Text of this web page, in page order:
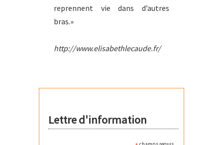
reprennent vie dans d’autres
bras.»
http://www.elisabethlecaude.fr/
Lettre d'information